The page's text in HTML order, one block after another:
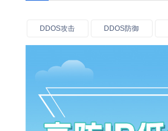
DDOS攻击 DDOS防御